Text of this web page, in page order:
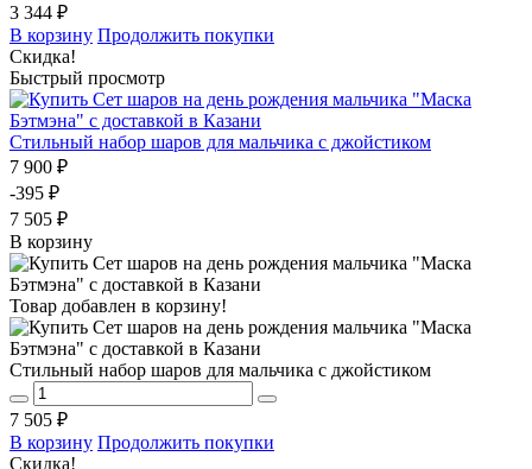
3 344 ₽
В корзину Продолжить покупки
Скидка!
Быстрый просмотр
Стильный набор шаров для мальчика с джойстиком
7 900 ₽
-395 ₽
7 505 ₽
В корзину
Товар добавлен в корзину!
Стильный набор шаров для мальчика с джойстиком
7 505 ₽
В корзину Продолжить покупки
Скидка!